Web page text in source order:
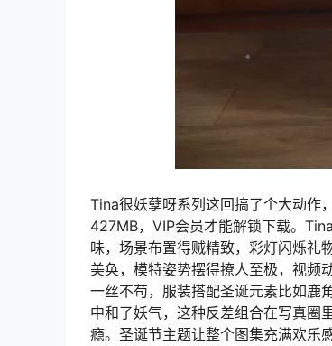
Tina很妖孽呀系列这回搞了个大动作
427MB，VIP会员才能解锁下载。
味，场景布置得贼精致，彩灯闪烁礼
美奂，模特姿势摆得撩人至极，视频
一丝不苟，服装搭配圣诞元素比如鹿
中和了妖气，这种反差组合在写真圈
瘾。圣诞节主题让整个图集充满欢乐